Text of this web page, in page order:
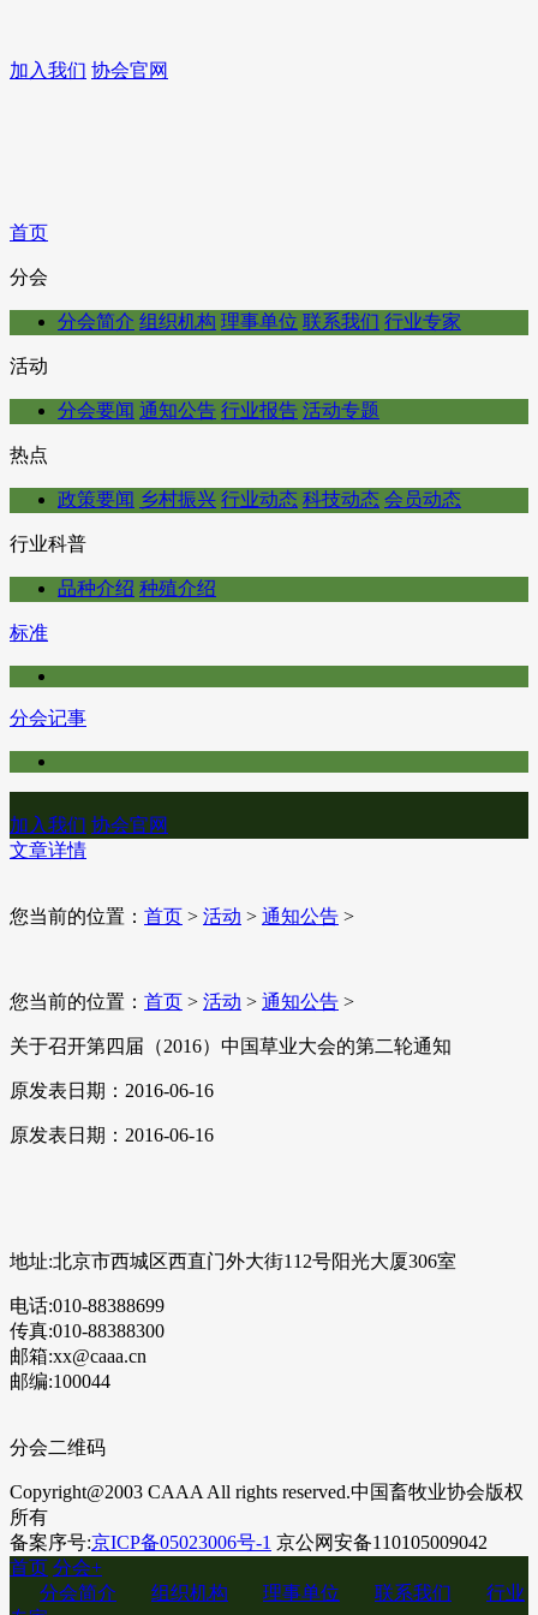
加入我们 协会官网
首页
分会
分会简介 组织机构 理事单位 联系我们 行业专家
活动
分会要闻 通知公告 行业报告 活动专题
热点
政策要闻 乡村振兴 行业动态 科技动态 会员动态
行业科普
品种介绍 种殖介绍
标准
分会记事
加入我们 协会官网
文章详情
您当前的位置： 首页 > 活动 > 通知公告 >
您当前的位置： 首页 > 活动 > 通知公告 >
关于召开第四届（2016）中国草业大会的第二轮通知
原发表日期：2016-06-16
原发表日期：2016-06-16
地址:北京市西城区西直门外大街112号阳光大厦306室
电话:010-88388699
传真:010-88388300
邮箱:xx@caaa.cn
邮编:100044
分会二维码
Copyright@2003 CAAA All rights reserved.中国畜牧业协会版权
所有
备案序号:京ICP备05023006号-1 京公网安备110105009042
首页 分会+
分会简介
组织机构 理事单位 联系我们
行业